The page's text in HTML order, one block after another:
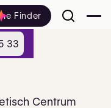
Finder
Centrum
33